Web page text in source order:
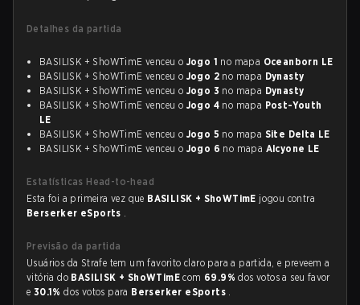
Detalhes da partida
BASILISK + ShoWTimE venceu o Jogo 1 no mapa Oceanborn LE
BASILISK + ShoWTimE venceu o Jogo 2 no mapa Dynasty
BASILISK + ShoWTimE venceu o Jogo 3 no mapa Dynasty
BASILISK + ShoWTimE venceu o Jogo 4 no mapa Post-Youth
LE
BASILISK + ShoWTimE venceu o Jogo 5 no mapa Site Delta LE
BASILISK + ShoWTimE venceu o Jogo 6 no mapa Alcyone LE
Estatísticas Head-to-head
Esta foi a primeira vez que BASILISK + ShoWTimE jogou contra
Berserker eSports .
Previsão da partida
Usuários da Strafe tem um favorito claro para a partida, e preveem a
vitória do BASILISK + ShoWTimEcom 69.9%dos votos a seu favor
e 30.1%dos votos para Berserker eSports .